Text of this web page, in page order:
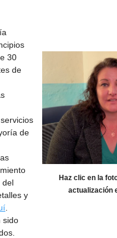
30
de
de
del
y
sido
Haz clic en la
actualización